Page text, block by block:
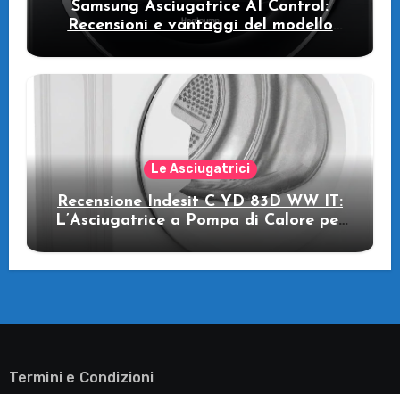
Samsung Asciugatrice AI Control:
Recensioni e vantaggi del modello
Le Asciugatrici
Recensione Indesit C YD 83D WW IT:
L’Asciugatrice a Pompa di Calore per
il Tuo Benessere
Termini e Condizioni